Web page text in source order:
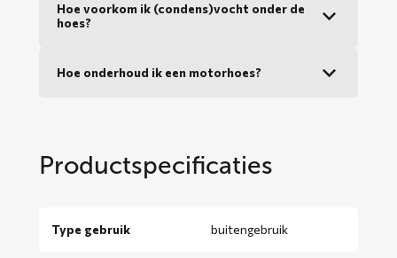
Hoe voorkom ik (condens)vocht onder de
hoes?
Hoe onderhoud ik een motorhoes?
Productspecificaties
Type gebruik buitengebruik